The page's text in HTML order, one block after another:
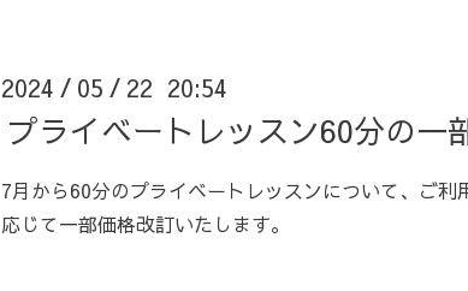
2024 / 05 / 22 20:54
プライベートレッスン60分の一
7月から60分のプライベートレッスンについて、ご利
応じて一部価格改訂いたします。